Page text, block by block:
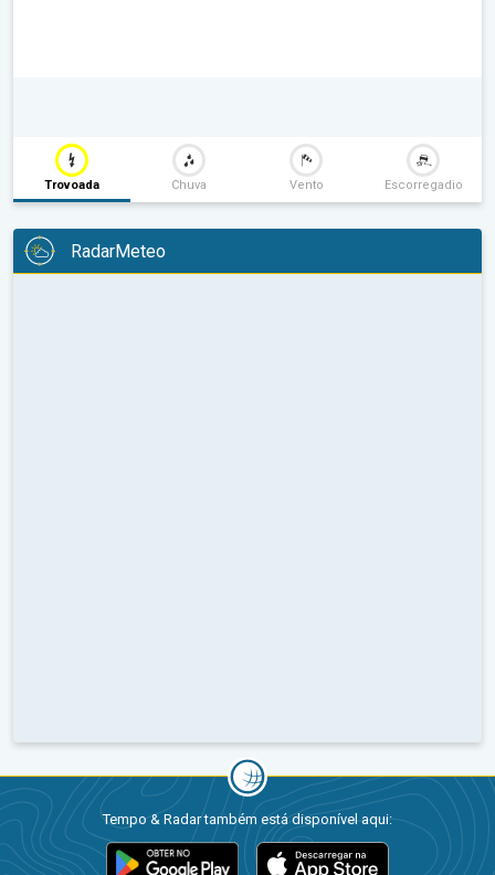
Trovoada Chuva Vento Escorregadio
RadarMeteo
Tempo & Radar também está disponível aqui: